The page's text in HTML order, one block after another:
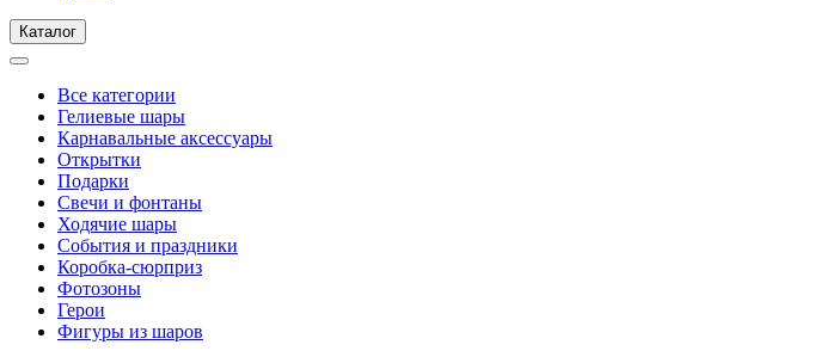
Каталог
Все категории
Гелиевые шары
Карнавальные аксессуары
Открытки
Подарки
Свечи и фонтаны
Ходячие шары
События и праздники
Коробка-сюрприз
Фотозоны
Герои
Фигуры из шаров